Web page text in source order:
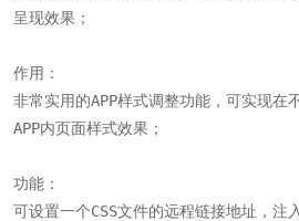
呈现效果；
作用：
非常实用的APP样式调整功能，可实现在
APP内页面样式效果；
功能：
可设置一个CSS文件的远程链接地址，注